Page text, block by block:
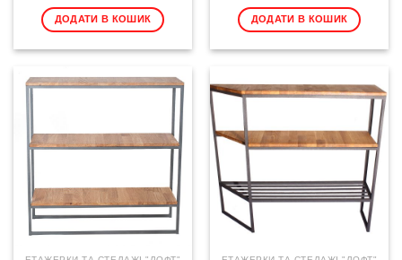
ДОДАТИ В КОШИК ДОДАТИ В КОШИК